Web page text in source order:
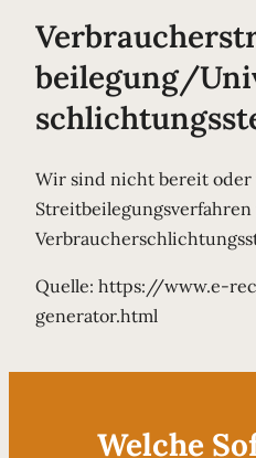
beilegung/
Wir sind nicht bereit
Quelle: https://www.e-
generator.html
Welche